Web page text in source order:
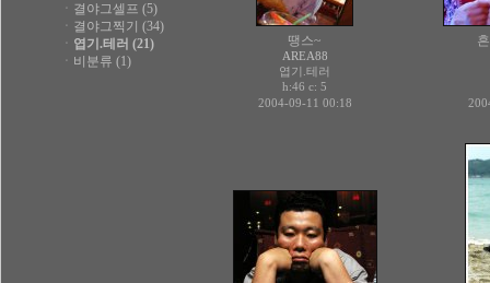
ㆍ 결야그셀프 (5)
ㆍ 결야그찍기 (34)
ㆍ 엽기.테러 (21)
ㆍ 비분류 (1)
땡스~
AREA88
엽기.테러
h:46 c: 5
2004-09-11 00:18